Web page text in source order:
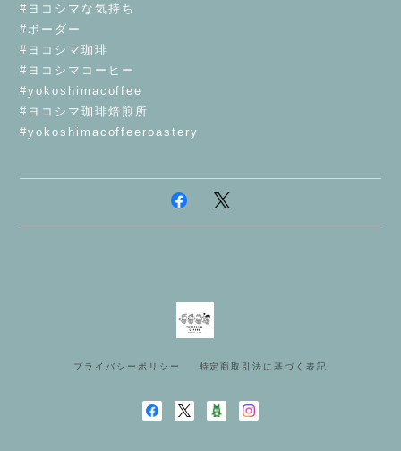
#ヨコシマな気持ち
#ボーダー
#ヨコシマ珈琲
#ヨコシマコーヒー
#yokoshimacoffee
#ヨコシマ珈琲焙煎所
#yokoshimacoffeeroastery
プライバシーポリシー 特定商取引法に基づく表記